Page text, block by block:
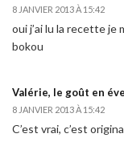
8 JANVIER 2013 À 15:42
oui j’ai lu la recette je
bokou
Valérie, le goût en
8 JANVIER 2013 À 15:42
C’est vrai, c’est